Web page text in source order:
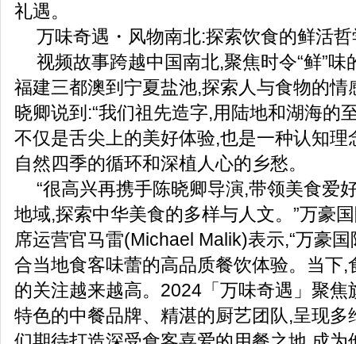
礼遇。
万味奇遇・风物南北:探索饮食的鲜活
视频故事跨越中国南北,聚焦时令“鲜”
福建三都澳到宁夏盐池,探索人与食物的情
晓卿说到:“我们祖先造字,用陆地和湖海的
不仅是舌尖上的美好体验,也是一种认知理
自然四季的循环和深植人心的乡愁。
“很高兴再携手陈晓卿导演,带领美食爱
地域,探索中华美食的多样与人文。”万豪
席运营官马雷(Michael Malik)表示,“万豪
合当地食客味蕾的高品质餐饮体验。当下,
的关注越来越高。2024「万味奇遇」聚焦
特色的中餐品牌、精湛的厨艺团队,呈现多